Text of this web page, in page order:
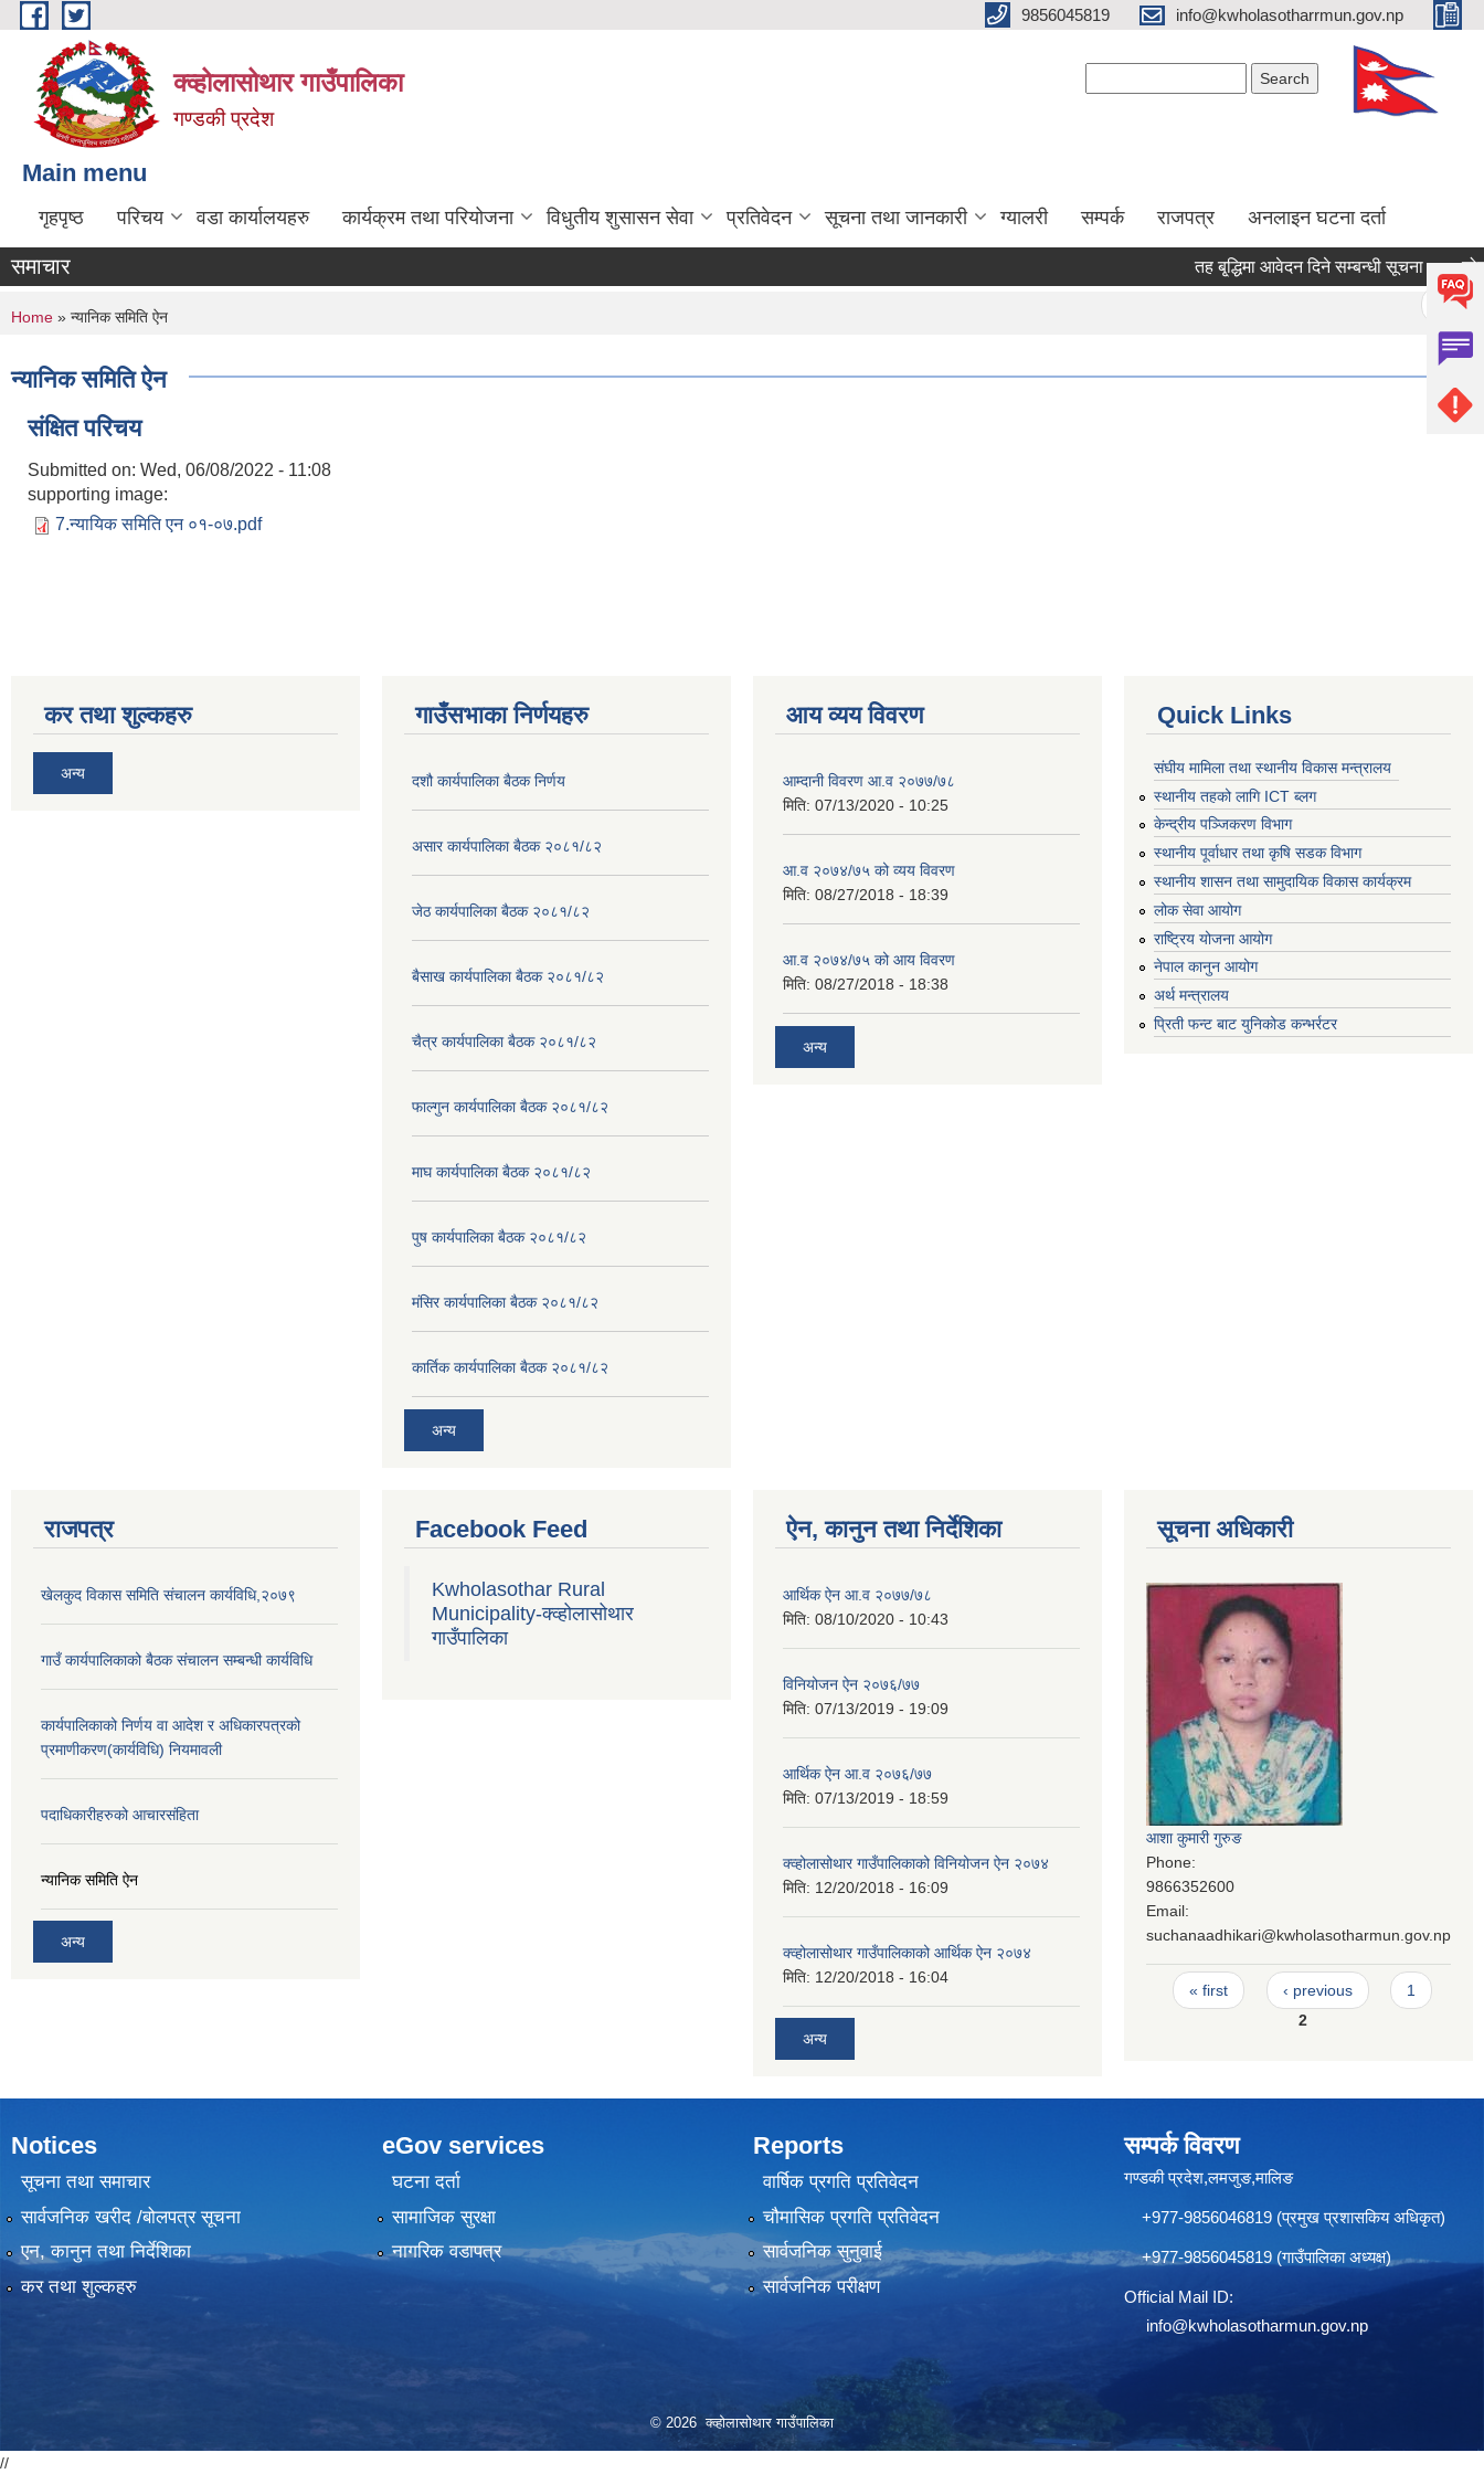
Skip to main content 9856045819 info@kwholasotharrmun.gov.np
क्व्होलासोथार गाउँपालिका
गण्डकी प्रदेश
Main menu
गृहपृष्ठ परिचय वडा कार्यालयहरु कार्यक्रम तथा परियोजना विधुतीय शुसासन सेवा प्रतिवेदन सूचना तथा जानकारी ग्यालरी सम्पर्क राजपत्र अनलाइन घटना दर्ता
समाचार तह बृ्द्धिमा आवेदन दिने सम्बन्धी सूचना डोजर
« first
You are here
Home » न्यानिक समिति ऐन
न्यानिक समिति ऐन
संक्षित परिचय
Submitted on: Wed, 06/08/2022 - 11:08
supporting image:
7.न्यायिक समिति एन ०१-०७.pdf
कर तथा शुल्कहरु
अन्य
गाउँसभाका निर्णयहरु
दशौ कार्यपालिका बैठक निर्णय
असार कार्यपालिका बैठक २०८१/८२
जेठ कार्यपालिका बैठक २०८१/८२
बैसाख कार्यपालिका बैठक २०८१/८२
चैत्र कार्यपालिका बैठक २०८१/८२
फाल्गुन कार्यपालिका बैठक २०८१/८२
माघ कार्यपालिका बैठक २०८१/८२
पुष कार्यपालिका बैठक २०८१/८२
मंसिर कार्यपालिका बैठक २०८१/८२
कार्तिक कार्यपालिका बैठक २०८१/८२
अन्य
आय व्यय विवरण
आम्दानी विवरण आ.व २०७७/७८
मिति: 07/13/2020 - 10:25
आ.व २०७४/७५ को व्यय विवरण
मिति: 08/27/2018 - 18:39
आ.व २०७४/७५ को आय विवरण
मिति: 08/27/2018 - 18:38
अन्य
Quick Links
संघीय मामिला तथा स्थानीय विकास मन्त्रालय
स्थानीय तहको लागि ICT ब्लग
केन्द्रीय पञ्जिकरण विभाग
स्थानीय पूर्वाधार तथा कृषि सडक विभाग
स्थानीय शासन तथा सामुदायिक विकास कार्यक्रम
लोक सेवा आयोग
राष्ट्रिय योजना आयोग
नेपाल कानुन आयोग
अर्थ मन्त्रालय
प्रिती फन्ट बाट युनिकोड कन्भर्रटर
राजपत्र
खेलकुद विकास समिति संचालन कार्यविधि,२०७९
गाउँ कार्यपालिकाको बैठक संचालन सम्बन्धी कार्यविधि
कार्यपालिकाको निर्णय वा आदेश र अधिकारपत्रको
प्रमाणीकरण(कार्यविधि) नियमावली
पदाधिकारीहरुको आचारसंहिता
न्यानिक समिति ऐन
अन्य
Facebook Feed
Kwholasothar Rural
Municipality-क्व्होलासोथार
गाउँपालिका
ऐन, कानुन तथा निर्देशिका
आर्थिक ऐन आ.व २०७७/७८
मिति: 08/10/2020 - 10:43
विनियोजन ऐन २०७६/७७
मिति: 07/13/2019 - 19:09
आर्थिक ऐन आ.व २०७६/७७
मिति: 07/13/2019 - 18:59
क्व्होलासोथार गाउँपालिकाको विनियोजन ऐन २०७४
मिति: 12/20/2018 - 16:09
क्व्होलासोथार गाउँपालिकाको आर्थिक ऐन २०७४
मिति: 12/20/2018 - 16:04
अन्य
सूचना अधिकारी
आशा कुमारी गुरुङ
Phone:
9866352600
Email:
suchanaadhikari@kwholasotharmun.gov.np
Pages
« first ‹ previous
1
2
Notices
सूचना तथा समाचार
सार्वजनिक खरीद /बोलपत्र सूचना
एन, कानुन तथा निर्देशिका
कर तथा शुल्कहरु
eGov services
घटना दर्ता
सामाजिक सुरक्षा
नागरिक वडापत्र
Reports
वार्षिक प्रगति प्रतिवेदन
चौमासिक प्रगति प्रतिवेदन
सार्वजनिक सुनुवाई
सार्वजनिक परीक्षण
सम्पर्क विवरण
गण्डकी प्रदेश,लमजुङ,मालिङ
+977-9856046819 (प्रमुख प्रशासकिय अधिकृत)
+977-9856045819 (गाउँपालिका अध्यक्ष)
Official Mail ID:
info@kwholasotharmun.gov.np
© 2026 क्व्होलासोथार गाउँपालिका
//